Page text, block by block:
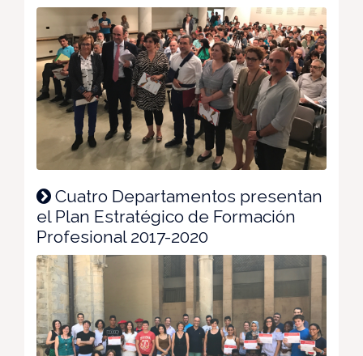
Cuatro Departamentos presentan
el Plan Estratégico de Formación
Profesional 2017-2020